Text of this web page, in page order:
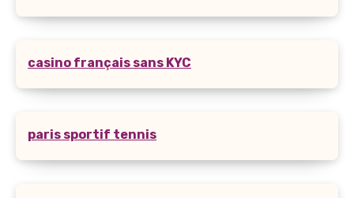
casino français sans KYC
paris sportif tennis